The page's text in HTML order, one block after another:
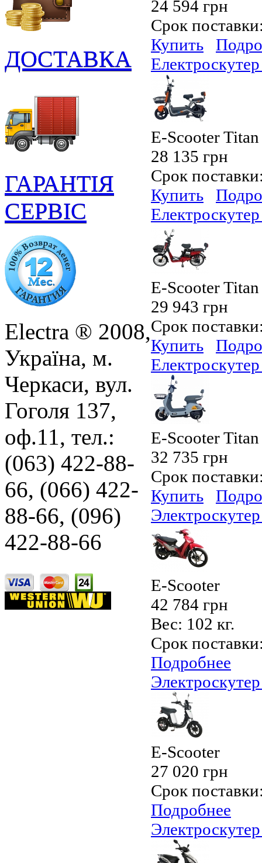
24 594 грн
Срок
Купить
E-Scooter Titan
28 135 грн
Срок
Купить
E-Scooter Titan
29 943 грн
Срок
Купить
E-Scooter Titan
32 735 грн
Срок
Купить
E-Scooter
42 784 грн
Вес: 102 кг.
Срок
Подробнее
E-Scooter
27 020 грн
Срок
Подробнее
ДОСТАВКА
ГАРАНТІЯ
СЕРВІС
Electra ® 2008,
Україна, м.
Черкаси, вул.
Гоголя 137,
оф.11, тел.:
(063) 422-88-
66, (066) 422-
88-66, (096)
422-88-66